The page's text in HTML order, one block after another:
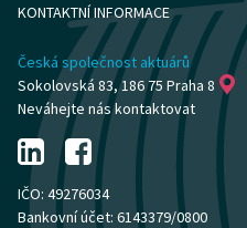
KONTAKTNÍ INFORMACE
Česká společnost aktuárů
Sokolovská 83, 186 75 Praha 8
Neváhejte nás kontaktovat
IČO: 49276034
Bankovní účet: 6143379/0800